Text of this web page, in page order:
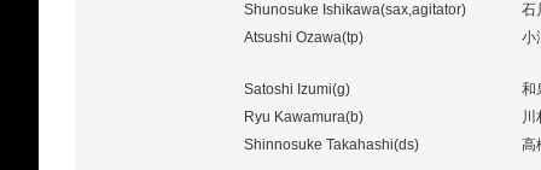
Shunosuke Ishikawa(sax,agitator)
石
Atsushi Ozawa(tp)
小
Satoshi Izumi(g)
和
Ryu Kawamura(b)
川
Shinnosuke Takahashi(ds)
高